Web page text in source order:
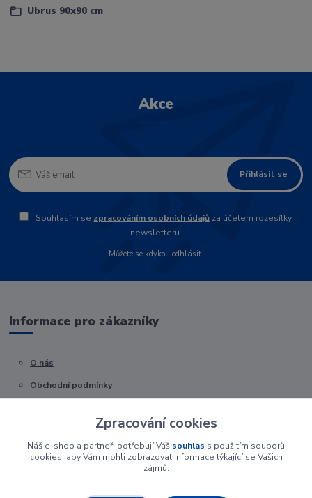
Ubrus 90x90 cm
Akce
Přihlásit se
Souhlasím se zpracováním osobních údajů za účelem rozesílky
newsletteru.
Můžete se kdykoli odhlásit.
Informace pro zákazníky
O nás
Obchodní podmínky
Zpracování cookies
Náš e-shop a partneři potřebují Váš souhlas s použitím souborů
cookies, aby Vám mohli zobrazovat informace týkající se Vašich
zájmů.